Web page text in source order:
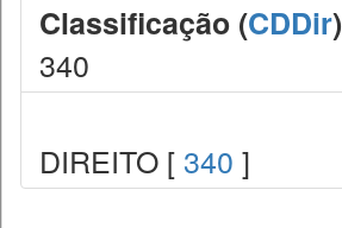
Classificação (CDDir)
340
DIREITO [ 340 ]